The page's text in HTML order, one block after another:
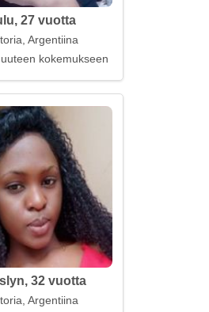
27 vuotta
Argentiina
kokemukseen
32 vuotta
Argentiina